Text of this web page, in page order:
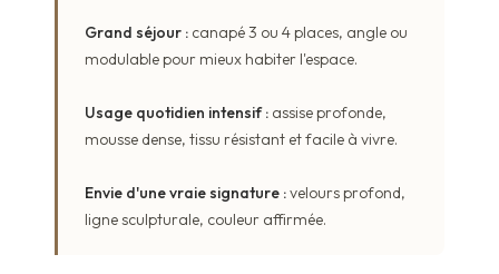
Grand séjour : canapé 3 ou 4 places, angle ou
modulable pour mieux habiter l'espace.
Usage quotidien intensif : assise profonde,
mousse dense, tissu résistant et facile à vivre.
Envie d'une vraie signature :velours profond,
ligne sculpturale, couleur affirmée.